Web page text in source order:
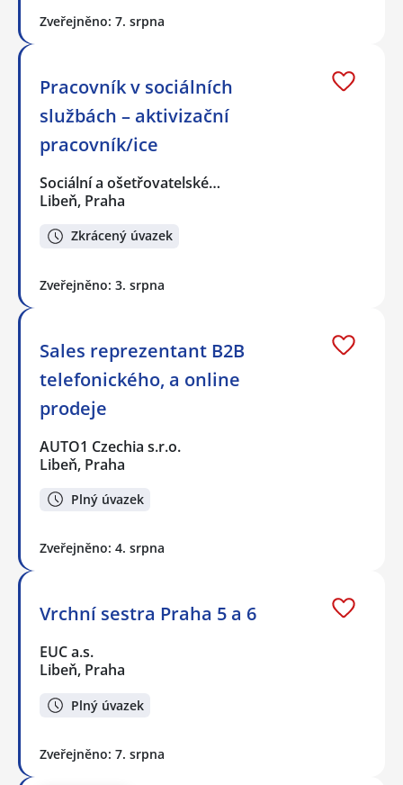
Zveřejněno: 7. srpna
Pracovník v sociálních
službách – aktivizační
pracovník/ice
Sociální a ošetřovatelské…
Libeň, Praha
Zkrácený úvazek
Zveřejněno: 3. srpna
Sales reprezentant B2B
telefonického, a online
prodeje
AUTO1 Czechia s.r.o.
Libeň, Praha
Plný úvazek
Zveřejněno: 4. srpna
Vrchní sestra Praha 5 a 6
EUC a.s.
Libeň, Praha
Plný úvazek
Zveřejněno: 7. srpna